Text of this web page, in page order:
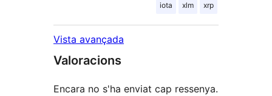
iota xlm xrp
Vista avançada
Valoracions
Encara no s'ha enviat cap ressenya.